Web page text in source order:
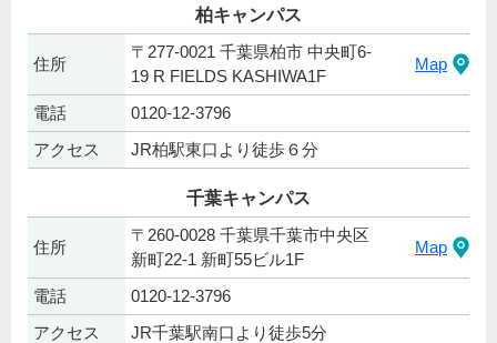
柏キャンパス
住所
〒277-0021 千葉県柏市 中央町6-
19 R FIELDS KASHIWA1F
Map
電話
0120-12-3796
アクセス
JR柏駅東口より徒歩６分
千葉キャンパス
住所
〒260-0028 千葉県千葉市中央区
新町22-1 新町55ビル1F
Map
電話
0120-12-3796
アクセス
JR千葉駅南口より徒歩5分